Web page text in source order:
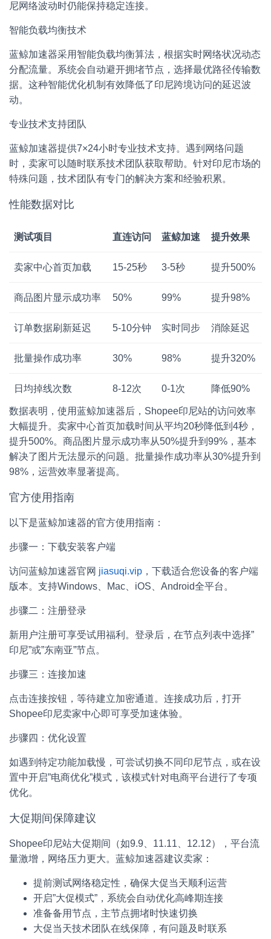
尼网络波动时仍能保持稳定连接。
智能负载均衡技术
蓝鲸加速器采用智能负载均衡算法，根据实时网络状况动态
分配流量。系统会自动避开拥堵节点，选择最优路径传输数
据。这种智能优化机制有效降低了印尼跨境访问的延迟波
动。
专业技术支持团队
蓝鲸加速器提供7×24小时专业技术支持。遇到网络问题
时，卖家可以随时联系技术团队获取帮助。针对印尼市场的
特殊问题，技术团队有专门的解决方案和经验积累。
性能数据对比
测试项目 直连访问 蓝鲸加速 提升效果
卖家中心首页加载 15-25秒 3-5秒 提升500%
商品图片显示成功率 50% 99% 提升98%
订单数据刷新延迟 5-10分钟 实时同步 消除延迟
批量操作成功率 30% 98% 提升320%
日均掉线次数 8-12次 0-1次 降低90%
数据表明，使用蓝鲸加速器后，Shopee印尼站的访问效率
大幅提升。卖家中心首页加载时间从平均20秒降低到4秒，
提升500%。商品图片显示成功率从50%提升到99%，基本
解决了图片无法显示的问题。批量操作成功率从30%提升到
98%，运营效率显著提高。
官方使用指南
以下是蓝鲸加速器的官方使用指南：
步骤一：下载安装客户端
访问蓝鲸加速器官网 jiasuqi.vip ，下载适合您设备的客户端
版本。支持Windows、Mac、iOS、Android全平台。
步骤二：注册登录
新用户注册可享受试用福利。登录后，在节点列表中选择”
印尼”或”东南亚”节点。
步骤三：连接加速
点击连接按钮，等待建立加密通道。连接成功后，打开
Shopee印尼卖家中心即可享受加速体验。
步骤四：优化设置
如遇到特定功能加载慢，可尝试切换不同印尼节点，或在设
置中开启”电商优化”模式，该模式针对电商平台进行了专项
优化。
大促期间保障建议
Shopee印尼站大促期间（如9.9、11.11、12.12），平台流
量激增，网络压力更大。蓝鲸加速器建议卖家：
提前测试网络稳定性，确保大促当天顺利运营
开启”大促模式”，系统会自动优化高峰期连接
准备备用节点，主节点拥堵时快速切换
大促当天技术团队在线保障，有问题及时联系